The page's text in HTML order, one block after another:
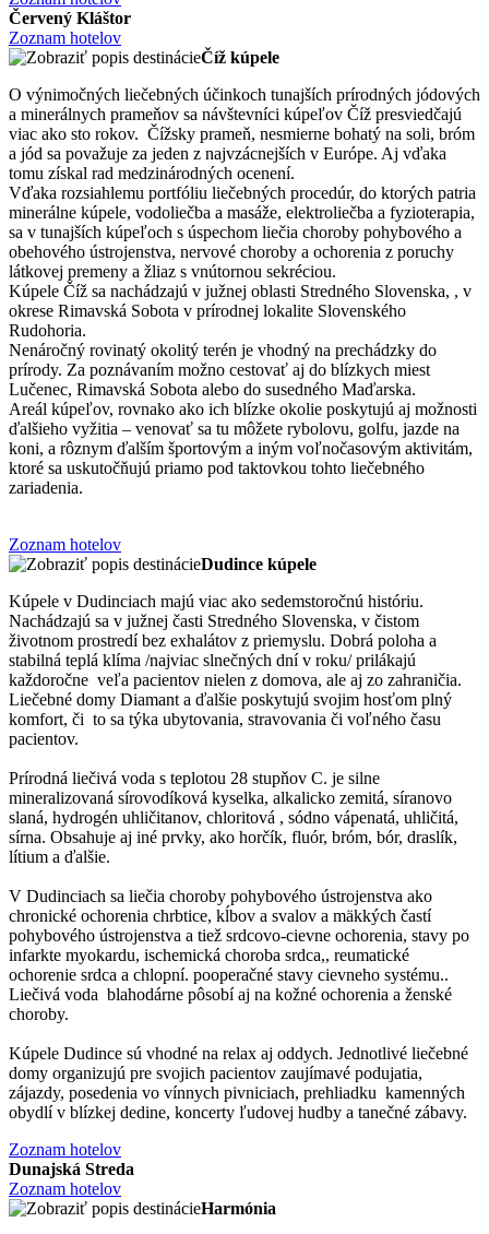
Červený Kláštor
Zoznam hotelov
Číž kúpele
O výnimočných liečebných účinkoch tunajších prírodných jódových
a minerálnych prameňov sa návštevníci kúpeľov Číž presviedčajú
viac ako sto rokov. Čížsky prameň, nesmierne bohatý na soli, bróm
a jód sa považuje za jeden z najvzácnejších v Európe. Aj vďaka
tomu získal rad medzinárodných ocenení.
Vďaka rozsiahlemu portfóliu liečebných procedúr, do ktorých patria
minerálne kúpele, vodoliečba a masáže, elektroliečba a fyzioterapia,
sa v tunajších kúpeľoch s úspechom liečia choroby pohybového a
obehového ústrojenstva, nervové choroby a ochorenia z poruchy
látkovej premeny a žliaz s vnútornou sekréciou.
Kúpele Číž sa nachádzajú v južnej oblasti Stredného Slovenska, , v
okrese Rimavská Sobota v prírodnej lokalite Slovenského
Rudohoria.
Nenáročný rovinatý okolitý terén je vhodný na prechádzky do
prírody. Za poznávaním možno cestovať aj do blízkych miest
Lučenec, Rimavská Sobota alebo do susedného Maďarska.
Areál kúpeľov, rovnako ako ich blízke okolie poskytujú aj možnosti
ďalšieho vyžitia – venovať sa tu môžete rybolovu, golfu, jazde na
koni, a rôznym ďalším športovým a iným voľnočasovým aktivitám,
ktoré sa uskutočňujú priamo pod taktovkou tohto liečebného
zariadenia.
Zoznam hotelov
Dudince kúpele
Kúpele v Dudinciach majú viac ako sedemstoročnú históriu.
Nachádzajú sa v južnej časti Stredného Slovenska, v čistom
životnom prostredí bez exhalátov z priemyslu. Dobrá poloha a
stabilná teplá klíma /najviac slnečných dní v roku/ prilákajú
každoročne veľa pacientov nielen z domova, ale aj zo zahraničia.
Liečebné domy Diamant a ďalšie poskytujú svojim hosťom plný
komfort, či to sa týka ubytovania, stravovania či voľného času
pacientov.
Prírodná liečivá voda s teplotou 28 stupňov C. je silne
mineralizovaná sírovodíková kyselka, alkalicko zemitá, síranovo
slaná, hydrogén uhličitanov, chloritová , sódno vápenatá, uhličitá,
sírna. Obsahuje aj iné prvky, ako horčík, fluór, bróm, bór, draslík,
lítium a ďalšie.
V Dudinciach sa liečia choroby pohybového ústrojenstva ako
chronické ochorenia chrbtice, kĺbov a svalov a mäkkých častí
pohybového ústrojenstva a tiež srdcovo-cievne ochorenia, stavy po
infarkte myokardu, ischemická choroba srdca,, reumatické
ochorenie srdca a chlopní. pooperačné stavy cievneho systému..
Liečivá voda blahodárne pôsobí aj na kožné ochorenia a ženské
choroby.
Kúpele Dudince sú vhodné na relax aj oddych. Jednotlivé liečebné
domy organizujú pre svojich pacientov zaujímavé podujatia,
zájazdy, posedenia vo vínnych pivniciach, prehliadku kamenných
obydlí v blízkej dedine, koncerty ľudovej hudby a tanečné zábavy.
Zoznam hotelov
Dunajská Streda
Zoznam hotelov
Harmónia